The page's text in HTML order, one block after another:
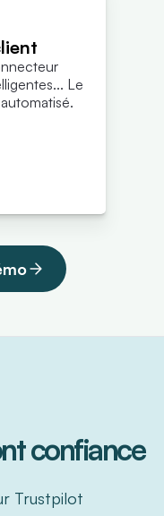
Le
confiance
Trustpilot